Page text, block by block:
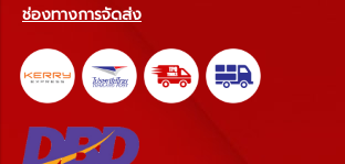
ช่องทางการจัดส่ง